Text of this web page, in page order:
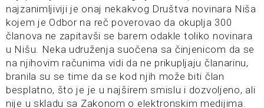
najzanimljiviji je onaj nekakvog Društva novinara Niša
kojem je Odbor na reč poverovao da okuplja 300
članova ne zapitavši se barem odakle toliko novinara
u Nišu. Neka udruženja suočena sa činjenicom da se
na njihovim računima vidi da ne prikupljaju članarinu,
branila su se time da se kod njih može biti član
besplatno, što je je u najširem smislu i dozvoljeno, ali
nije u skladu sa Zakonom o elektronskim medijima.